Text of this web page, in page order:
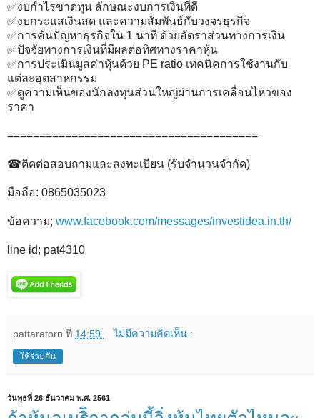
✅งบกำไรขาดทุน ลักษณะงบการเงินที่ดี
✅งบกระแสเงินสด และความสัมพันธ์กับวงจรธุรกิจ
✅การค้นปัญหาธุรกิจใน 1 นาที ด้วยอัตราส่วนทางการเงิน
✅ปัจจัยทางการเงินที่มีผลต่อทิศทางราคาหุ้น
✅การประเมินมูลค่าหุ้นด้วย PE ratio เทคนิคการใช้งานกับ
แต่ละอุตสาหกรรม
✅ดูความเห็นของนักลงทุนส่วนใหญ่ผ่านการเคลื่อนไหวของ
ราคา
=======================================
☎ติดต่อสอบถามและลงทะเบียน (รับจำนวนจำกัด)
มือถือ: 0865035023
ข้อความ; www.facebook.com/messages/investidea.in.th/
line id; pat4310
pattaratorn ที่ 14:59 ไม่มีความคิดเห็น :
ใช้ร่วมกัน
วันพุธที่ 26 ธันวาคม พ.ศ. 2561